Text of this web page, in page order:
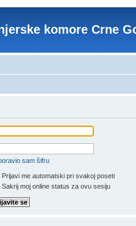
komore Crne
sam šifru
Prijavi me automatski pri svakoj poseti
Sakrij moj online status za ovu sesiju